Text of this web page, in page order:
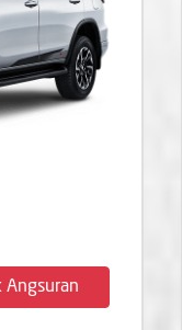
Angsuran